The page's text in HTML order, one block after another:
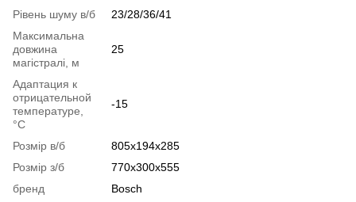
Рівень шуму в/б
23/28/36/41
Максимальна
довжина
магістралі, м
25
Адаптация к
отрицательной
температуре,
°C
-15
Розмір в/б
805x194x285
Розмір з/б
770x300x555
бренд
Bosch